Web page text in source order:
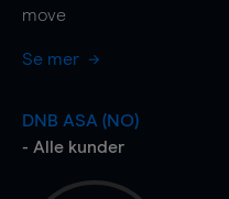
move
Se mer
DNB ASA (NO)
- Alle kunder